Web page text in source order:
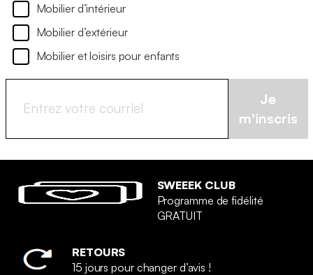
Mobilier d’intérieur
Mobilier d’extérieur
Mobilier et loisirs pour enfants
Je
m'inscris
SWEEEK CLUB
Programme de fidélité
GRATUIT
RETOURS
15 jours pour changer d’avis !